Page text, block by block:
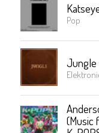
Pop
Jungle
(Music